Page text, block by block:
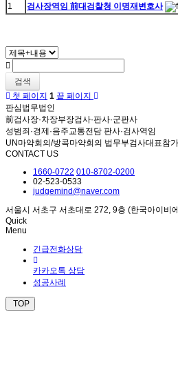
1
검사장역임 前대검찰청 이명재변호사
검색
첫 페이지 1 끝 페이지
판심법무법인
前검사장·차장부장검사·판사·군판사
성범죄·경제·음주교통전담 판사·검사역임
UN마약회의/방콕마약회의 법무부검사대표참가
CONTACT US
1660-0722 010-8702-0200
02-523-0533
judgemind@naver.com
서울시 서초구 서초대로 272, 9층 (한국아이비
Quick
Menu
긴급전화상담
카카오톡 상담
성공사례
TOP